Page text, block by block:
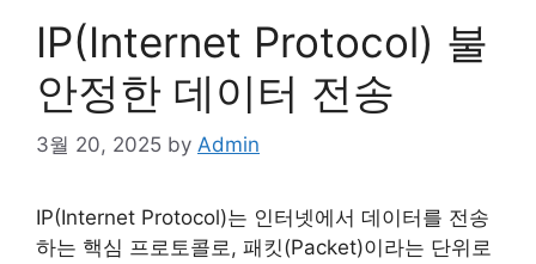
IP(Internet Protocol) 불
안정한 데이터 전송
3월 20, 2025 by Admin
IP(Internet Protocol)는 인터넷에서 데이터를 전송
하는 핵심 프로토콜로, 패킷(Packet)이라는 단위로